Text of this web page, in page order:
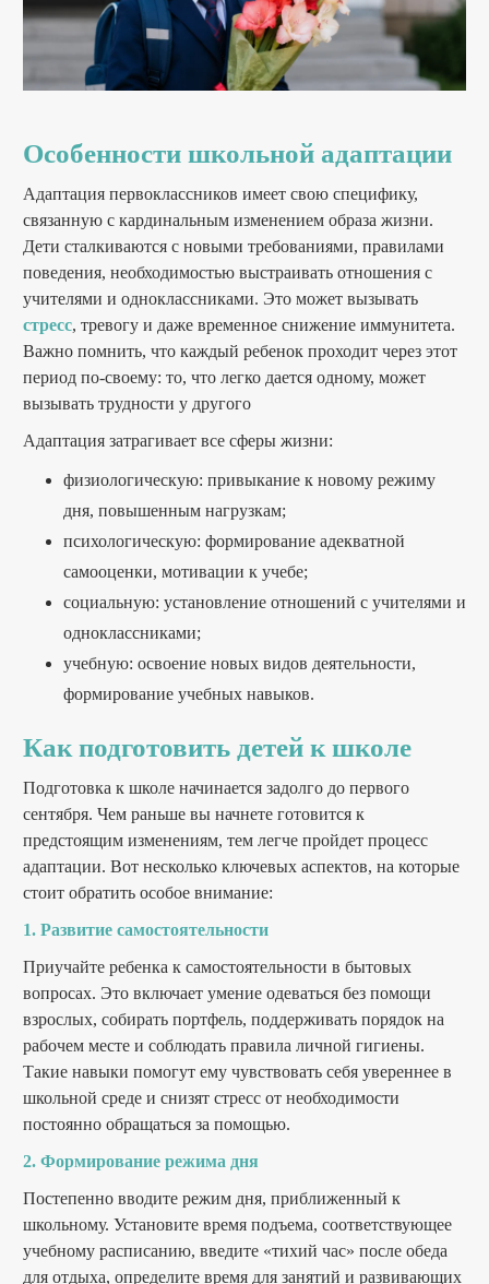
Особенности школьной адаптации
Адаптация первоклассников имеет свою специфику,
связанную с кардинальным изменением образа жизни.
Дети сталкиваются с новыми требованиями, правилами
поведения, необходимостью выстраивать отношения с
учителями и одноклассниками. Это может вызывать
стресс, тревогу и даже временное снижение иммунитета.
Важно помнить, что каждый ребенок проходит через этот
период по-своему: то, что легко дается одному, может
вызывать трудности у другого
Адаптация затрагивает все сферы жизни:
физиологическую: привыкание к новому режиму
дня, повышенным нагрузкам;
психологическую: формирование адекватной
самооценки, мотивации к учебе;
социальную: установление отношений с учителями и
одноклассниками;
учебную: освоение новых видов деятельности,
формирование учебных навыков.
Как подготовить детей к школе
Подготовка к школе начинается задолго до первого
сентября. Чем раньше вы начнете готовится к
предстоящим изменениям, тем легче пройдет процесс
адаптации. Вот несколько ключевых аспектов, на которые
стоит обратить особое внимание:
1. Развитие самостоятельности
Приучайте ребенка к самостоятельности в бытовых
вопросах. Это включает умение одеваться без помощи
взрослых, собирать портфель, поддерживать порядок на
рабочем месте и соблюдать правила личной гигиены.
Такие навыки помогут ему чувствовать себя увереннее в
школьной среде и снизят стресс от необходимости
постоянно обращаться за помощью.
2. Формирование режима дня
Постепенно вводите режим дня, приближенный к
школьному. Установите время подъема, соответствующее
учебному расписанию, введите «тихий час» после обеда
для отдыха, определите время для занятий и развивающих